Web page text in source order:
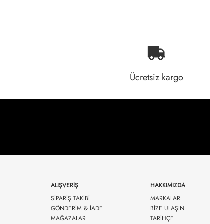
Ücretsiz kargo
ALIŞVERİŞ
SİPARİŞ TAKİBİ
GÖNDERİM & İADE
MAĞAZALAR
HAKKIMIZDA
MARKALAR
BİZE ULAŞIN
TARİHÇE